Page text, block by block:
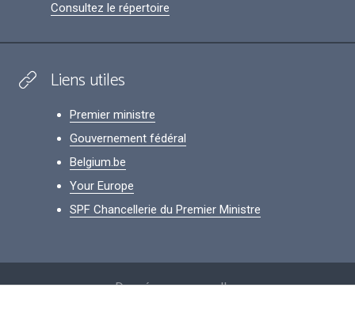
Consultez le répertoire
Liens utiles
Premier ministre
Gouvernement fédéral
Belgium.be
Your Europe
SPF Chancellerie du Premier Ministre
Données personnelles